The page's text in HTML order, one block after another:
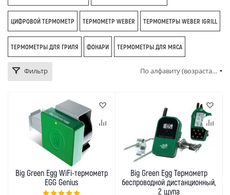
ЦИФРОВОЙ ТЕРМОМЕТР ТЕРМОМЕТР WEBER ТЕРМОМЕТРЫ WEBER IGRILL
ТЕРМОМЕТРЫ ДЛЯ ГРИЛЯ ФОНАРИ ТЕРМОМЕТРЫ ДЛЯ МЯСА
Фильтр По алфавиту (возрастание)
Big Green Egg WiFi-термометр
EGG Genius
Big Green Egg Термометр
беспроводной дистанционный,
2 щупа